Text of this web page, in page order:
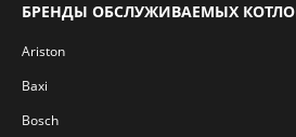
БРЕНДЫ ОБСЛУЖИВАЕМЫХ
Ariston
Baxi
Bosch